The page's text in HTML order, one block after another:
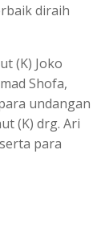
diraih
(K) Joko
Shofa,
undangan
(K) drg. Ari
para